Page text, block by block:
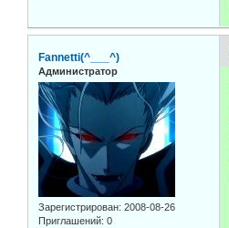
Fannetti(^___^)
Администратор
Зарегистрирован: 2008-08-26
Приглашений: 0